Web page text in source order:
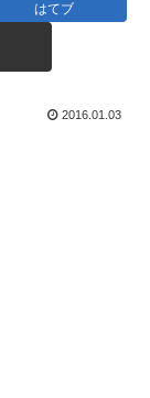
はてブ
2016.01.03